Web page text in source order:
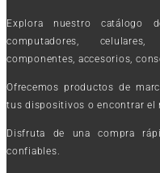
Explora nuestro catálogo
computadores,
componentes, accesorios,
Ofrecemos productos de
tus dispositivos o encontrar el
Disfruta de una compra
confiables.